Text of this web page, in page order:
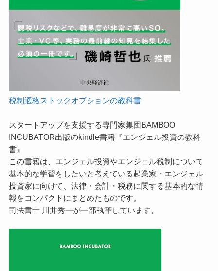
税制適格ストックオプションの教科書
スタートアップを支援する専門家集団BAMBOO
INCUBATOR出版のkindle書籍『エンジェル投資の教科
書』
この書籍は、エンジェル投資やエンジェル税制について
基本的な学習をしたいと考えている起業家・エンジェル
投資家に向けて、法律・会計・税務に関する基本的な情
報をコンパクトにまとめたものです。
司法書士 川井秀一が一部執筆しています。